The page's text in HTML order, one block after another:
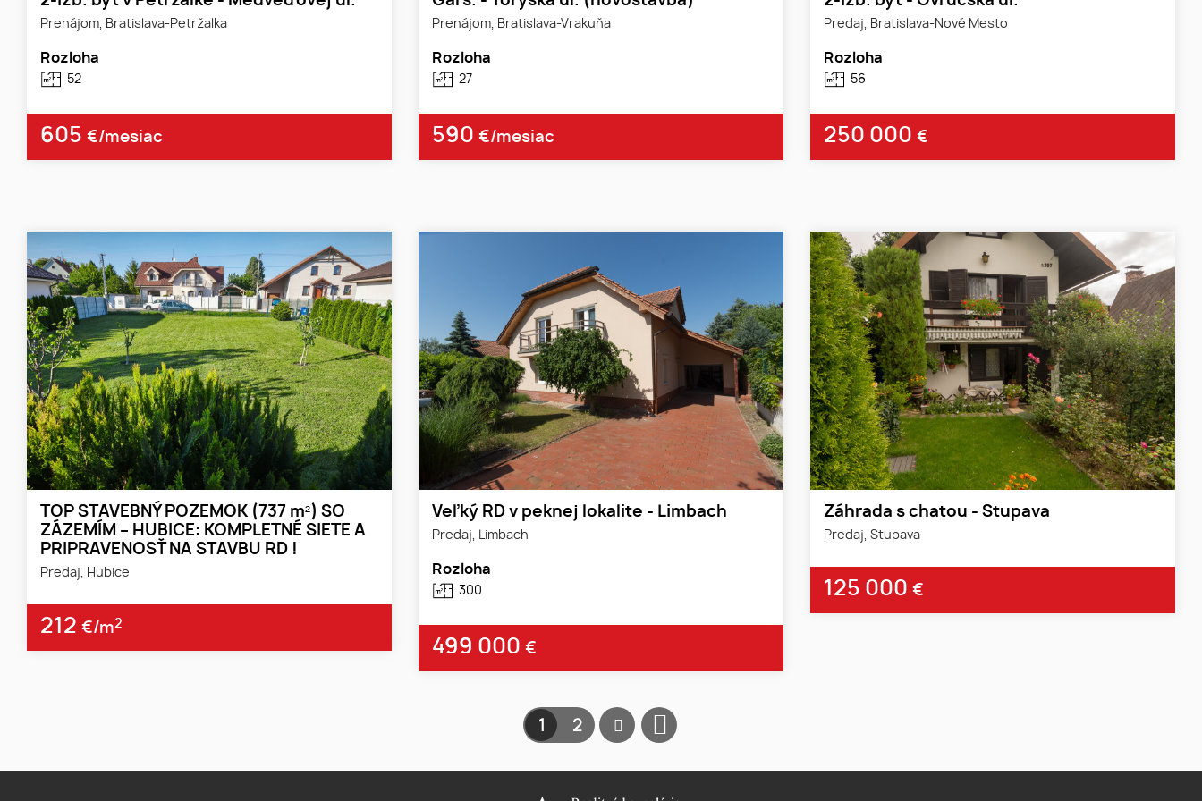
Prenájom, Bratislava-Petržalka
Rozloha
52
605 €/mesiac
Prenájom, Bratislava-Vrakuňa
Rozloha
27
590 €/mesiac
Predaj, Bratislava-Nové Mesto
Rozloha
56
250 000 €
TOP STAVEBNÝ POZEMOK (737 m²) SO
ZÁZEMÍM – HUBICE: KOMPLETNÉ SIETE A
PRIPRAVENOSŤ NA STAVBU RD !
Predaj, Hubice
212 €/m2
Veľký RD v peknej lokalite - Limbach
Predaj, Limbach
Rozloha
300
499 000 €
Záhrada s chatou - Stupava
Predaj, Stupava
125 000 €
1 2